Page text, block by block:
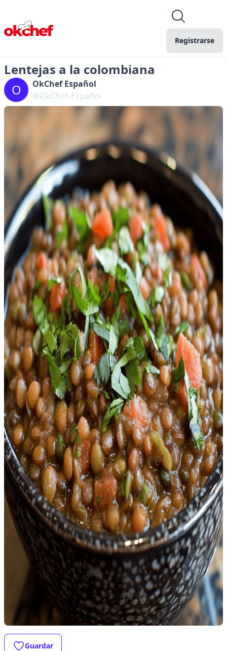
Registrarse
Lentejas a la colombiana
O
OkChef Español
@OkChef-Español
Guardar